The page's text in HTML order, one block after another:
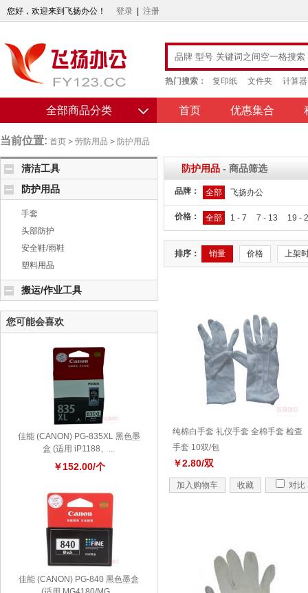
您好，欢迎来到飞扬办公！ 登录 注册
热门搜索： 复印纸 文件夹 计算器
全部商品分类 首页 优惠集合
当前位置: 首页 > 劳防用品 > 防护用品
清洁工具
防护用品
手套
头部防护
安全鞋/雨鞋
塑料用品
搬运/作业工具
您可能会喜欢
佳能 (CANON) PG-835XL 黑色墨
盒 (适用 iP1188、...
￥152.00/个
佳能 (CANON) PG-840 黑色墨盒
防护用品 - 商品筛选
品牌： 全部 飞扬办公
价格： 全部 1 - 7 7 - 13 19 -
排序： 销量 价格 上架
纯棉白手套 礼仪手套 全棉手套 检查
手套 10双/包
￥2.80/双
加入购物车 收藏 对比